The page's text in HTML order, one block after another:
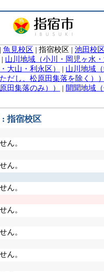
| 魚見校区 | 指宿校区 | 池田校区
| 山川地域（小川・岡児ヶ水・
大山・利永区）
| 山川地域（
だし、松原田集落を除く））
田集落のみ））
| 開聞地域
指宿校区
ん。
ん。
ん。
ん。
ん。
ん。